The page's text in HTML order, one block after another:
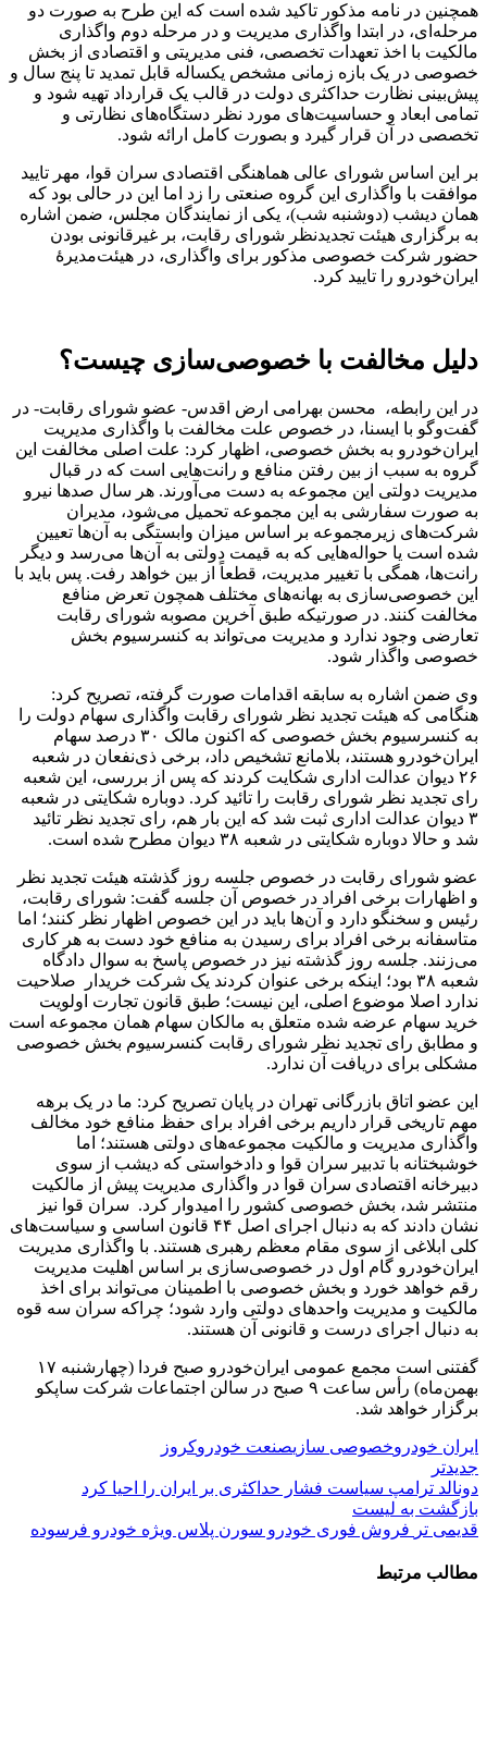
همچنین در نامه مذکور تاکید شده است که این طرح به صورت دو
مرحله‌ای، در ابتدا واگذاری مدیریت و در مرحله دوم واگذاری
مالکیت با اخذ تعهدات تخصصی، فنی مدیریتی و اقتصادی از بخش
خصوصی در یک بازه زمانی مشخص یکساله قابل تمدید تا پنج سال و
پیش‌بینی نظارت حداکثری دولت در قالب یک قرارداد تهیه شود و
تمامی ابعاد و حساسیت‌های مورد نظر دستگاه‌های نظارتی و
تخصصی در آن قرار گیرد و بصورت کامل ارائه شود.
بر این اساس شورای عالی هماهنگی اقتصادی سران قوا، مهر تایید
موافقت با واگذاری این گروه صنعتی را زد اما این در حالی بود که
همان دیشب (دوشنبه شب)، یکی از نمایندگان مجلس، ضمن اشاره
به برگزاری هیئت تجدیدنظر شورای رقابت، بر غیرقانونی بودن
حضور شرکت خصوصی مذکور برای واگذاری، در هیئت‌مدیرۀ
ایران‌خودرو را تایید کرد.
دلیل مخالفت با خصوصی‌سازی چیست؟
در این رابطه، محسن بهرامی ارض اقدس- عضو شورای رقابت- در
گفت‌وگو با ایسنا، در خصوص علت مخالفت با واگذاری مدیریت
ایران‌خودرو به بخش خصوصی، اظهار کرد: علت اصلی مخالفت این
گروه به سبب از بین رفتن منافع و رانت‌هایی است که در قبال
مدیریت دولتی این مجموعه به دست می‌آورند. هر سال صدها نیرو
به صورت سفارشی به این مجموعه تحمیل می‌شود، مدیران
شرکت‌های زیرمجموعه بر اساس میزان وابستگی به آن‌ها تعیین
شده است یا حواله‌هایی که به قیمت دولتی به آن‌ها می‌رسد و دیگر
رانت‌ها، همگی با تغییر مدیریت، قطعاً از بین خواهد رفت. پس باید با
این خصوصی‌سازی به بهانه‌های مختلف همچون تعرض منافع
مخالفت کنند. در صورتیکه طبق آخرین مصوبه شورای رقابت
تعارضی وجود ندارد و مدیریت می‌تواند به کنسرسیوم بخش
خصوصی واگذار شود.
وی ضمن اشاره به سابقه اقدامات صورت گرفته، تصریح کرد:
هنگامی که هیئت تجدید نظر شورای رقابت واگذاری سهام دولت را
به کنسرسیوم بخش خصوصی که اکنون مالک ۳۰ درصد سهام
ایران‌خودرو هستند، بلامانع تشخیص داد، برخی ذی‌نفعان در شعبه
۲۶ دیوان عدالت اداری شکایت کردند که پس از بررسی، این شعبه
رای تجدید نظر شورای رقابت را تائید کرد. دوباره شکایتی در شعبه
۳ دیوان عدالت اداری ثبت شد که این بار هم، رای تجدید نظر تائید
شد و حالا دوباره شکایتی در شعبه ۳۸ دیوان مطرح شده است.
عضو شورای رقابت در خصوص جلسه روز گذشته هیئت تجدید نظر
و اظهارات برخی افراد در خصوص آن جلسه گفت: شورای رقابت،
رئیس و سخنگو دارد و آن‌ها باید در این خصوص اظهار نظر کنند؛ اما
متاسفانه برخی افراد برای رسیدن به منافع خود دست به هر کاری
می‌زنند. جلسه روز گذشته نیز در خصوص پاسخ به سوال دادگاه
شعبه ۳۸ بود؛ اینکه برخی عنوان کردند یک شرکت خریدار صلاحیت
ندارد اصلا موضوع اصلی، این نیست؛ طبق قانون تجارت اولویت
خرید سهام عرضه شده متعلق به مالکان سهام همان مجموعه است
و مطابق رای تجدید نظر شورای رقابت کنسرسیوم بخش خصوصی
مشکلی برای دریافت آن ندارد.
این عضو اتاق بازرگانی تهران در پایان تصریح کرد: ما در یک برهه
مهم تاریخی قرار داریم برخی افراد برای حفظ منافع خود مخالف
واگذاری مدیریت و مالکیت مجموعه‌های دولتی هستند؛ اما
خوشبختانه با تدبیر سران قوا و دادخواستی که دیشب از سوی
دبیرخانه اقتصادی سران قوا در واگذاری مدیریت پیش از مالکیت
منتشر شد، بخش خصوصی کشور را امیدوار کرد. سران قوا نیز
نشان دادند که به دنبال اجرای اصل ۴۴ قانون اساسی و سیاست‌های
کلی ابلاغی از سوی مقام معظم رهبری هستند. با واگذاری مدیریت
ایران‌خودرو گام اول در خصوصی‌سازی بر اساس اهلیت مدیریت
رقم خواهد خورد و بخش خصوصی با اطمینان می‌تواند برای اخذ
مالکیت و مدیریت واحدهای دولتی وارد شود؛ چراکه سران سه قوه
به دنبال اجرای درست و قانونی آن هستند.
گفتنی است مجمع عمومی ایران‌خودرو صبح فردا (چهارشنبه ۱۷
بهمن‌ماه) رأس ساعت ۹ صبح در سالن اجتماعات شرکت ساپکو
برگزار خواهد شد.
ایران خودروخصوصی سازیصنعت خودروکروز
جدیدتر
دونالد ترامپ سیاست فشار حداکثری بر ایران را احیا کرد
بازگشت به لیست
قدیمی تر فروش فوری خودرو سورن پلاس ویژه خودرو فرسوده
مطالب مرتبط